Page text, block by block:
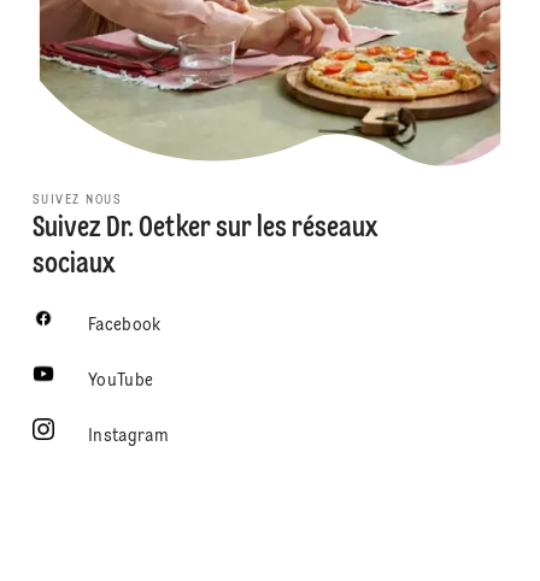
SUIVEZ NOUS
Suivez Dr. Oetker sur les réseaux
sociaux
Facebook
YouTube
Instagram